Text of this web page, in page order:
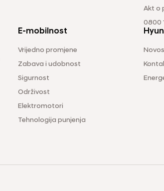
Akt o
0800
E-mobilnost
Vrijedno promjene
Zabava i udobnost
Sigurnost
Održivost
Elektromotori
Tehnologija punjenja